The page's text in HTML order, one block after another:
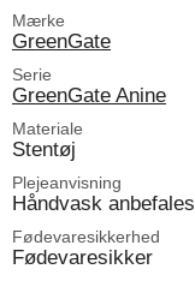
Mærke
GreenGate
Serie
GreenGate Anine
Materiale
Stentøj
Plejeanvisning
Håndvask anbefales
Fødevaresikkerhed
Fødevaresikker